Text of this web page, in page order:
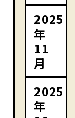
2025
年
11
月
2025
年